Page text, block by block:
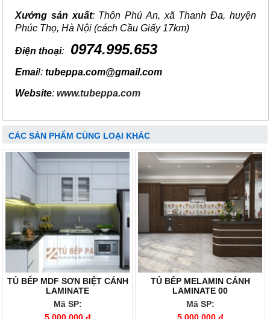
Xưởng sản xuất: Thôn Phú An, xã Thanh Đa, huyện
Phúc Thọ, Hà Nội (cách Cầu Giấy 17km)
Điện thoại: 0974.995.653
Email: tubeppa.com@gmail.com
Website: www.tubeppa.com
CÁC SẢN PHẨM CÙNG LOẠI KHÁC
TỦ BẾP MDF SƠN BIỆT CÁNH
LAMINATE
Mã SP:
TỦ BẾP MELAMIN CÁNH
LAMINATE 00
Mã SP: